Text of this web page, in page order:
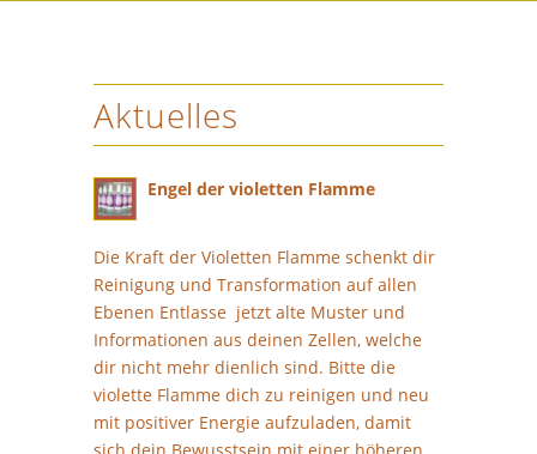
Aktuelles
Engel der violetten Flamme
Die Kraft der Violetten Flamme schenkt dir
Reinigung und Transformation auf allen
Ebenen Entlasse jetzt alte Muster und
Informationen aus deinen Zellen, welche
dir nicht mehr dienlich sind. Bitte die
violette Flamme dich zu reinigen und neu
mit positiver Energie aufzuladen, damit